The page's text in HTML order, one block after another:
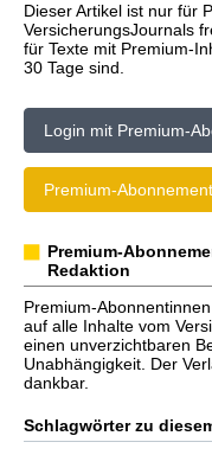
Dieser Artikel ist nur für
VersicherungsJournals
für Texte mit Premium-
30 Tage sind.
Login mit Premium-
Premium-
Premium-
Redaktion
Premium-
auf alle Inhalte vom
einen unverzichtbaren
Unabhängigkeit. Der
dankbar.
Schlagwörter zu